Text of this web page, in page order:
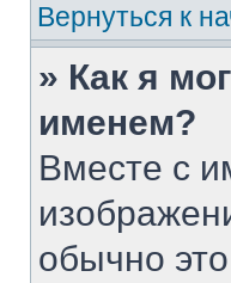
Вернуться к
» Как я
именем?
Вместе с
обычно